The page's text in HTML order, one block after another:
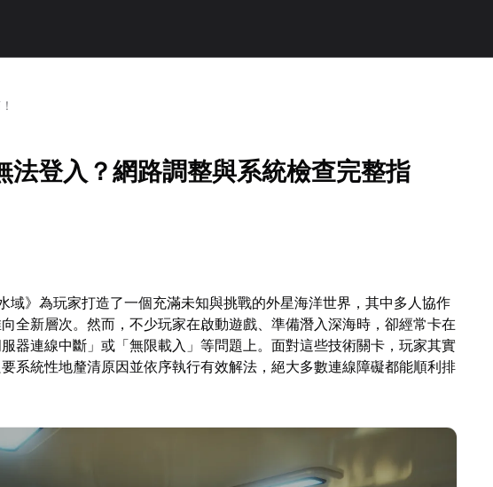
法登入？網路調整與系統檢查完整指
域》為玩家打造了一個充滿未知與挑戰的外星海洋世界，其中多人協作
全新層次。然而，不少玩家在啟動遊戲、準備潛入深海時，卻經常卡在
服器連線中斷」或「無限載入」等問題上。面對這些技術關卡，玩家其實
系統性地釐清原因並依序執行有效解法，絕大多數連線障礙都能順利排